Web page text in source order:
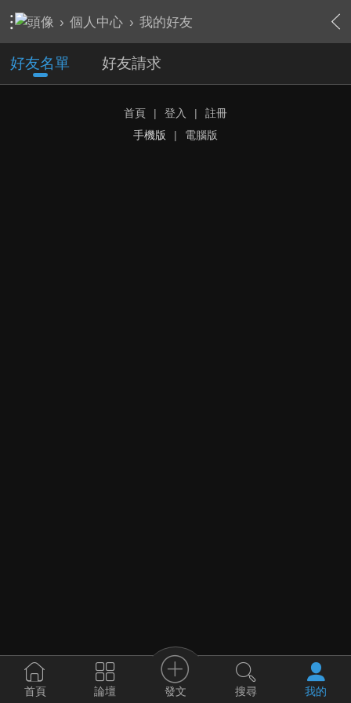
› 個人中心 › 我的好友
好友名單 好友請求
首頁 | 登入 |
註冊
手機版
| 電腦版
首頁 論壇 發文 搜尋 我的